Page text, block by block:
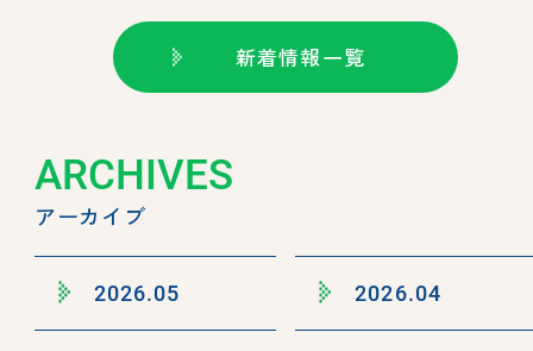
新着情報一覧
ARCHIVES
アーカイブ
2026.05 2026.04